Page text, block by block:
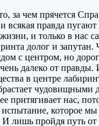
за чем прячется
и всякая правда
и только в нас
долог и запутан.
с центром, но
далеко от правды.
в центре
чудовищными
притягивает нас,
которое
лишь пройдя путь от